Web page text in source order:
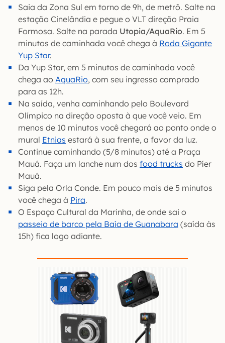
Saia da Zona Sul em torno de 9h, de metrô. Salte na
estação Cinelândia e pegue o VLT direção Praia
Formosa. Salte na parada Utopia/AquaRio. Em 5
minutos de caminhada você chega à Roda Gigante
Yup Star.
Da Yup Star, em 5 minutos de caminhada você
chega ao AquaRio, com seu ingresso comprado
para as 12h.
Na saída, venha caminhando pelo Boulevard
Olímpico na direção oposta à que você veio. Em
menos de 10 minutos você chegará ao ponto onde o
mural Etnias estará à sua frente, a favor da luz.
Continue caminhando (5/8 minutos) até a Praça
Mauá. Faça um lanche num dos food trucks do Píer
Mauá.
Siga pela Orla Conde. Em pouco mais de 5 minutos
você chega à Pira.
O Espaço Cultural da Marinha, de onde sai o
passeio de barco pela Baía de Guanabara (saída às
15h) fica logo adiante.